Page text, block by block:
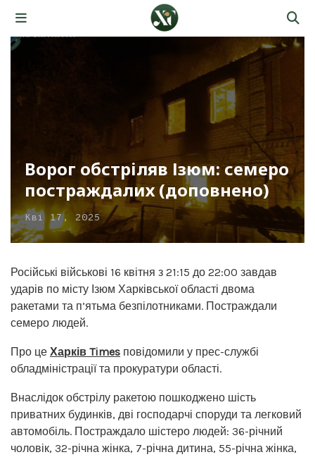
Ворог обстріляв Ізюм: семеро
постраждалих (доповнено)
Кві 17, 2025
Російські військові 16 квітня з 21:15 до 22:00 завдав
ударів по місту Ізюм Харківської області двома
ракетами та п’ятьма безпілотниками. Постраждали
семеро людей.
Про це Харків Times повідомили у прес-службі
обладміністрації та прокуратури області.
Внаслідок обстрілу ракетою пошкоджено шість
приватних будинків, дві господарчі споруди та легковий
автомобіль. Постраждало шістеро людей: 36-річний
чоловік, 32-річна жінка, 7-річна дитина, 55-річна жінка,